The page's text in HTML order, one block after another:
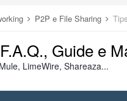
P2P e File Sharing
Guide e
LimeWire, Shareaza...